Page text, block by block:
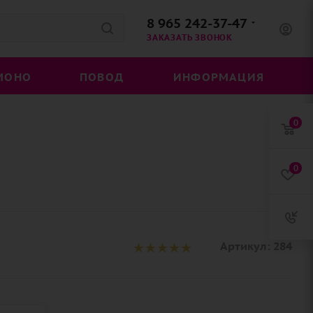
8 965 242-37-47
ЗАКАЗАТЬ ЗВОНОК
ПОВОД ИНФОРМАЦИЯ
0
0